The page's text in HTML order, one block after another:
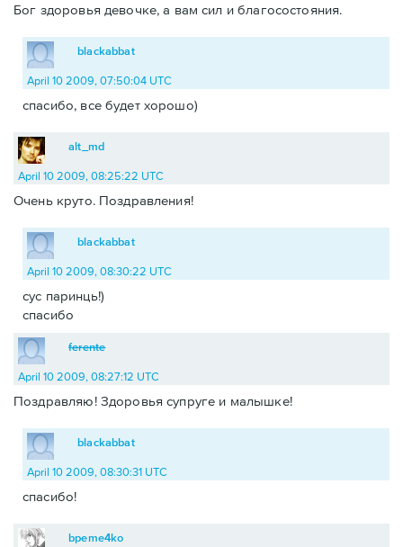
Бог здоровья девочке, а вам сил и благосостояния.
blackabbat
April 10 2009, 07:50:04 UTC
спасибо, все будет хорошо)
alt_md
April 10 2009, 08:25:22 UTC
Очень круто. Поздравления!
blackabbat
April 10 2009, 08:30:22 UTC
сус паринць!)
спасибо
ferente
April 10 2009, 08:27:12 UTC
Поздравляю! Здоровья супруге и малышке!
blackabbat
April 10 2009, 08:30:31 UTC
спасибо!
bpeme4ko